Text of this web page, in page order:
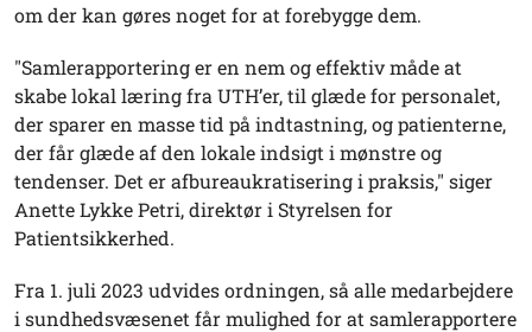
om der kan gøres noget for at forebygge dem.
"Samlerapportering er en nem og effektiv måde at
skabe lokal læring fra UTH’er, til glæde for personalet,
der sparer en masse tid på indtastning, og patienterne,
der får glæde af den lokale indsigt i mønstre og
tendenser. Det er afbureaukratisering i praksis," siger
Anette Lykke Petri, direktør i Styrelsen for
Patientsikkerhed.
Fra 1. juli 2023 udvides ordningen, så alle medarbejdere
i sundhedsvæsenet får mulighed for at samlerapportere